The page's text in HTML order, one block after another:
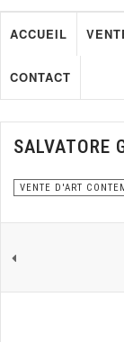
ACCUEIL
CONTACT
SALVATORE
VENTE D'ART